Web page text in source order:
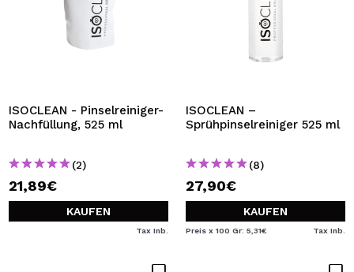
ISOCLEAN - Pinselreiniger-
Nachfüllung, 525 ml
(2)
21,89€
KAUFEN
Tax Inb.
ISOCLEAN –
Sprühpinselreiniger 525 ml
(8)
27,90€
KAUFEN
Preis x 100 Gr: 5,31€ Tax Inb.